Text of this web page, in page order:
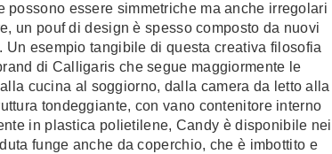
essere simmetriche ma anche irregolari
un pouf di design è spesso composto da nuovi
esempio tangibile di questa creativa filosofia
di Calligaris che segue maggiormente le
cucina al soggiorno, dalla camera da letto alla
tondeggiante, con vano contenitore interno
in plastica polietilene, Candy è disponibile nei
funge anche da coperchio, che è imbottito e